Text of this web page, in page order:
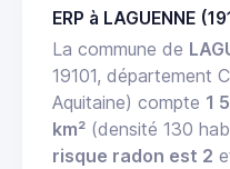
ERP à LAGUENNE
La commune de
19101, département
Aquitaine) compte 1
km² (densité 130
risque radon est 2